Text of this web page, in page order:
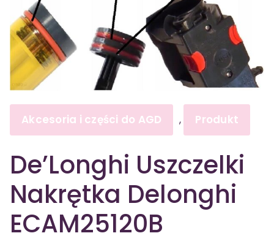
Akcesoria i części do AGD , Produkt
De’Longhi Uszczelki
Nakrętka Delonghi
ECAM25120B